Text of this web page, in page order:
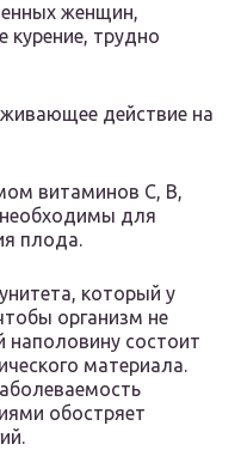
женщин,
курение, трудно
действие на
витаминов С, В,
для
плода.
который у
организм не
состоит
материала.
обостряет